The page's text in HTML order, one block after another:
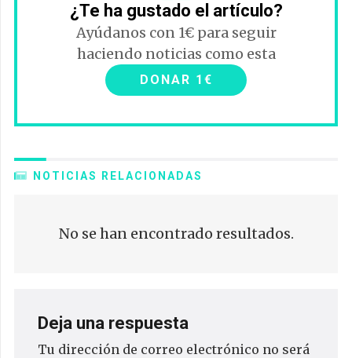
¿Te ha gustado el artículo?
Ayúdanos con 1€ para seguir
haciendo noticias como esta
DONAR 1€
NOTICIAS RELACIONADAS
No se han encontrado resultados.
Deja una respuesta
Tu dirección de correo electrónico no será